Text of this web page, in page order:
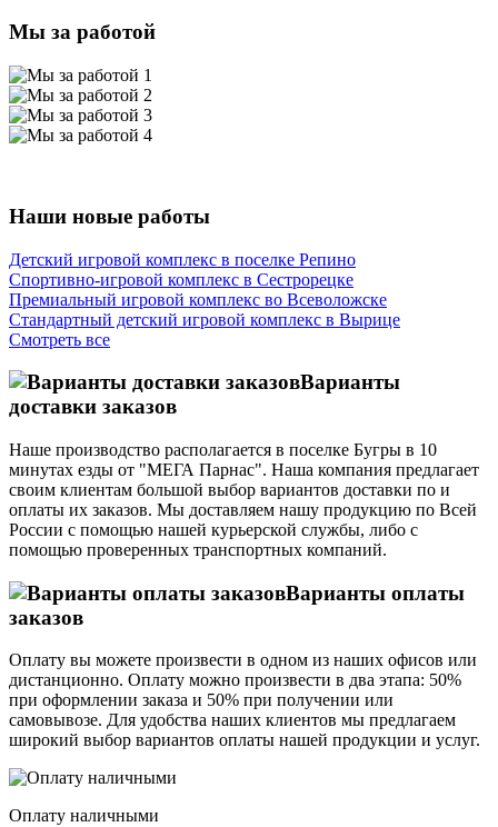
Мы за работой
Наши новые работы
Детский игровой комплекс в поселке Репино
Спортивно-игровой комплекс в Сестрорецке
Премиальный игровой комплекс во Всеволожске
Стандартный детский игровой комплекс в Вырице
Смотреть все
Варианты
доставки заказов
Наше производство располагается в поселке Бугры в 10
минутах езды от "МЕГА Парнас". Наша компания предлагает
своим клиентам большой выбор вариантов доставки по и
оплаты их заказов. Мы доставляем нашу продукцию по Всей
России с помощью нашей курьерской службы, либо с
помощью проверенных транспортных компаний.
Варианты оплаты
заказов
Оплату вы можете произвести в одном из наших офисов или
дистанционно. Оплату можно произвести в два этапа: 50%
при оформлении заказа и 50% при получении или
самовывозе. Для удобства наших клиентов мы предлагаем
широкий выбор вариантов оплаты нашей продукции и услуг.
Оплату наличными